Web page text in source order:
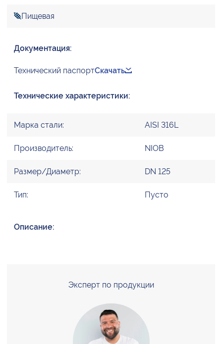
Пищевая
Документация:
Технический паспортСкачать
Технические характеристики:
Марка стали: AISI 316L
Производитель: NIOB
Размер/Диаметр: DN 125
Тип: Пусто
Описание:
Эксперт по продукции